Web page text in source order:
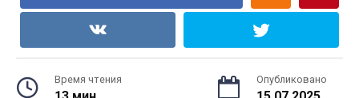
Время чтения Опубликовано